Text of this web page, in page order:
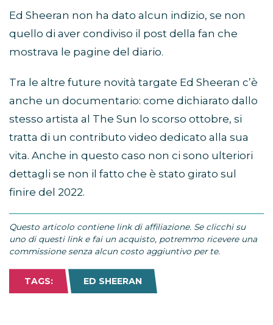
Ed Sheeran non ha dato alcun indizio, se non
quello di aver condiviso il post della fan che
mostrava le pagine del diario.
Tra le altre future novità targate Ed Sheeran c’è
anche un documentario: come dichiarato dallo
stesso artista al The Sun lo scorso ottobre, si
tratta di un contributo video dedicato alla sua
vita. Anche in questo caso non ci sono ulteriori
dettagli se non il fatto che è stato girato sul
finire del 2022.
Questo articolo contiene link di affiliazione. Se clicchi su
uno di questi link e fai un acquisto, potremmo ricevere una
commissione senza alcun costo aggiuntivo per te.
TAGS: ED SHEERAN